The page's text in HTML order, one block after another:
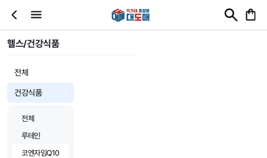
헬스/건강식품
전체
건강식품
전체
루테인
코엔자임Q10